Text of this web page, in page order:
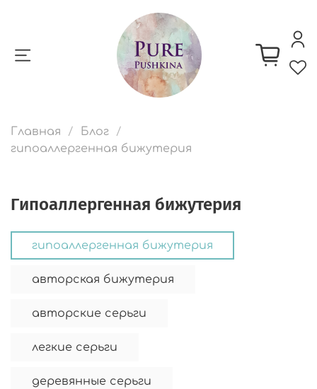
Главная
Блог
гипоаллергенная бижутерия
гипоаллергенная бижутерия
гипоаллергенная бижутерия
авторская бижутерия
авторские серьги
легкие серьги
деревянные серьги